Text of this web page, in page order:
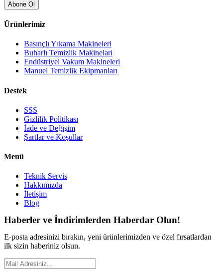
Abone Ol
Ürünlerimiz
Basınçlı Yıkama Makineleri
Buharlı Temizlik Makinelari
Endüstriyel Vakum Makineleri
Manuel Temizlik Ekipmanları
Destek
SSS
Gizlilik Politikası
İade ve Değişim
Şartlar ve Koşullar
Menü
Teknik Servis
Hakkımızda
İletişim
Blog
Haberler ve İndirimlerden Haberdar Olun!
E-posta adresinizi bırakın, yeni ürünlerimizden ve özel fırsatlardan
ilk sizin haberiniz olsun.